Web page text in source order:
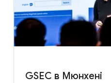
GSEC в Мюнхені